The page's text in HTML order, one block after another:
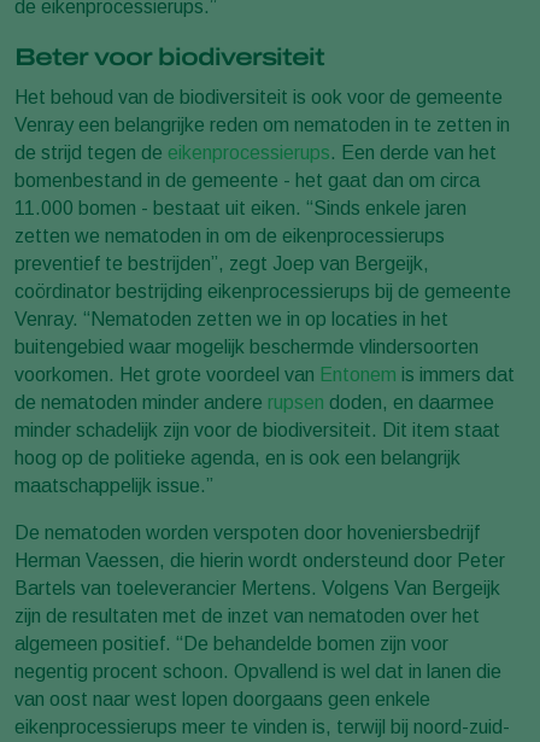
de eikenprocessierups.”
Beter voor biodiversiteit
Het behoud van de biodiversiteit is ook voor de gemeente
Venray een belangrijke reden om nematoden in te zetten in
de strijd tegen de eikenprocessierups. Een derde van het
bomenbestand in de gemeente - het gaat dan om circa
11.000 bomen - bestaat uit eiken. “Sinds enkele jaren
zetten we nematoden in om de eikenprocessierups
preventief te bestrijden”, zegt Joep van Bergeijk,
coördinator bestrijding eikenprocessierups bij de gemeente
Venray. “Nematoden zetten we in op locaties in het
buitengebied waar mogelijk beschermde vlindersoorten
voorkomen. Het grote voordeel van Entonem is immers dat
de nematoden minder andere rupsen doden, en daarmee
minder schadelijk zijn voor de biodiversiteit. Dit item staat
hoog op de politieke agenda, en is ook een belangrijk
maatschappelijk issue.”
De nematoden worden verspoten door hoveniersbedrijf
Herman Vaessen, die hierin wordt ondersteund door Peter
Bartels van toeleverancier Mertens. Volgens Van Bergeijk
zijn de resultaten met de inzet van nematoden over het
algemeen positief. “De behandelde bomen zijn voor
negentig procent schoon. Opvallend is wel dat in lanen die
van oost naar west lopen doorgaans geen enkele
eikenprocessierups meer te vinden is, terwijl bij noord-zuid-